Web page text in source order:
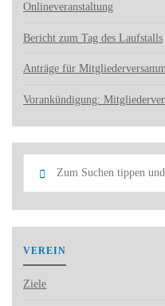
Onlineveranstaltung
Bericht zum Tag des Laufstalls
Anträge für
Vorankündigung:
Suchen
VEREIN
Ziele